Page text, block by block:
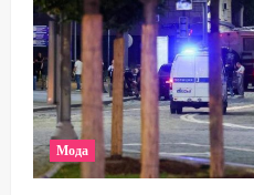
Мода